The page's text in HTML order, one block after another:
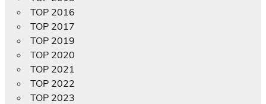
TOP 2016
TOP 2017
TOP 2019
TOP 2020
TOP 2021
TOP 2022
TOP 2023